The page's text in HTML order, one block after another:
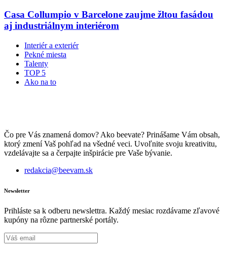
Casa Collumpio v Barcelone zaujme žltou fasádou
aj industriálnym interiérom
Interiér a exteriér
Pekné miesta
Talenty
TOP 5
Ako na to
Čo pre Vás znamená domov? Ako beevate? Prinášame Vám obsah,
ktorý zmení Vaš pohľad na všedné veci. Uvoľnite svoju kreativitu,
vzdelávajte sa a čerpajte inšpirácie pre Vaše bývanie.
redakcia@beevam.sk
Newsletter
Prihláste sa k odberu newslettra. Každý mesiac rozdávame zľavové
kupóny na rôzne partnerské portály.